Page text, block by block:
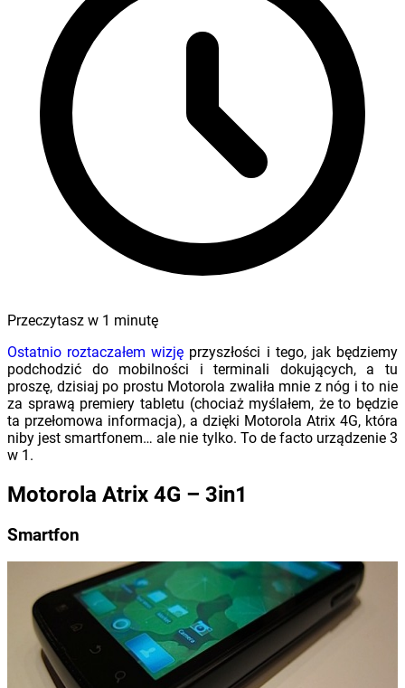
Przeczytasz w 1 minutę
Ostatnio roztaczałem wizję przyszłości i tego, jak będziemy
podchodzić do mobilności i terminali dokujących, a tu
proszę, dzisiaj po prostu Motorola zwaliła mnie z nóg i to nie
za sprawą premiery tabletu (chociaż myślałem, że to będzie
ta przełomowa informacja), a dzięki Motorola Atrix 4G, która
niby jest smartfonem… ale nie tylko. To de facto urządzenie 3
w 1.
Motorola Atrix 4G – 3in1
Smartfon